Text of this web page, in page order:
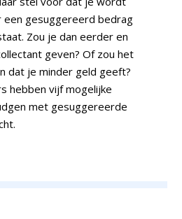
gesuggereerd bedrag
Zou je dan eerder en
geven? Of zou het
dat je minder geld geeft?
hebben vijf mogelijke
met gesuggereerde